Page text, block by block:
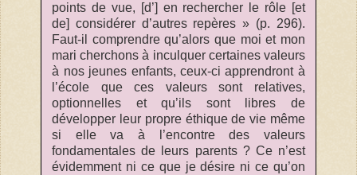
points de vue, [d’] en rechercher le rôle [et
de] considérer d’autres repères » (p. 296).
Faut-il comprendre qu’alors que moi et mon
mari cherchons à inculquer certaines valeurs
à nos jeunes enfants, ceux-ci apprendront à
l’école que ces valeurs sont relatives,
optionnelles et qu’ils sont libres de
développer leur propre éthique de vie même
si elle va à l’encontre des valeurs
fondamentales de leurs parents ? Ce n’est
évidemment ni ce que je désire ni ce qu’on